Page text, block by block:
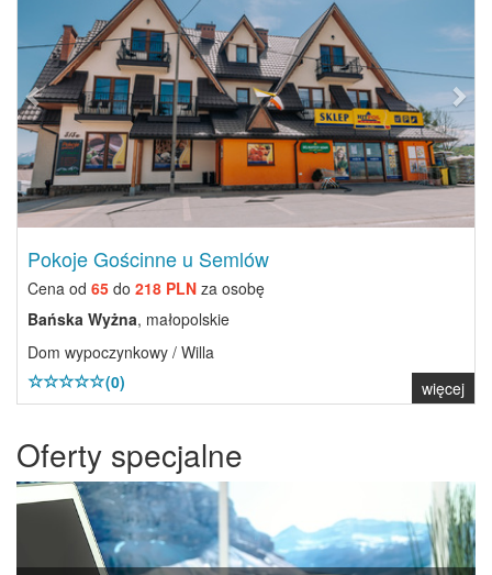
Pokoje Gościnne u Semlów
Cena od 65 do 218 PLN za osobę
Bańska Wyżna, małopolskie
Dom wypoczynkowy / Willa
(0)
więcej
Oferty specjalne